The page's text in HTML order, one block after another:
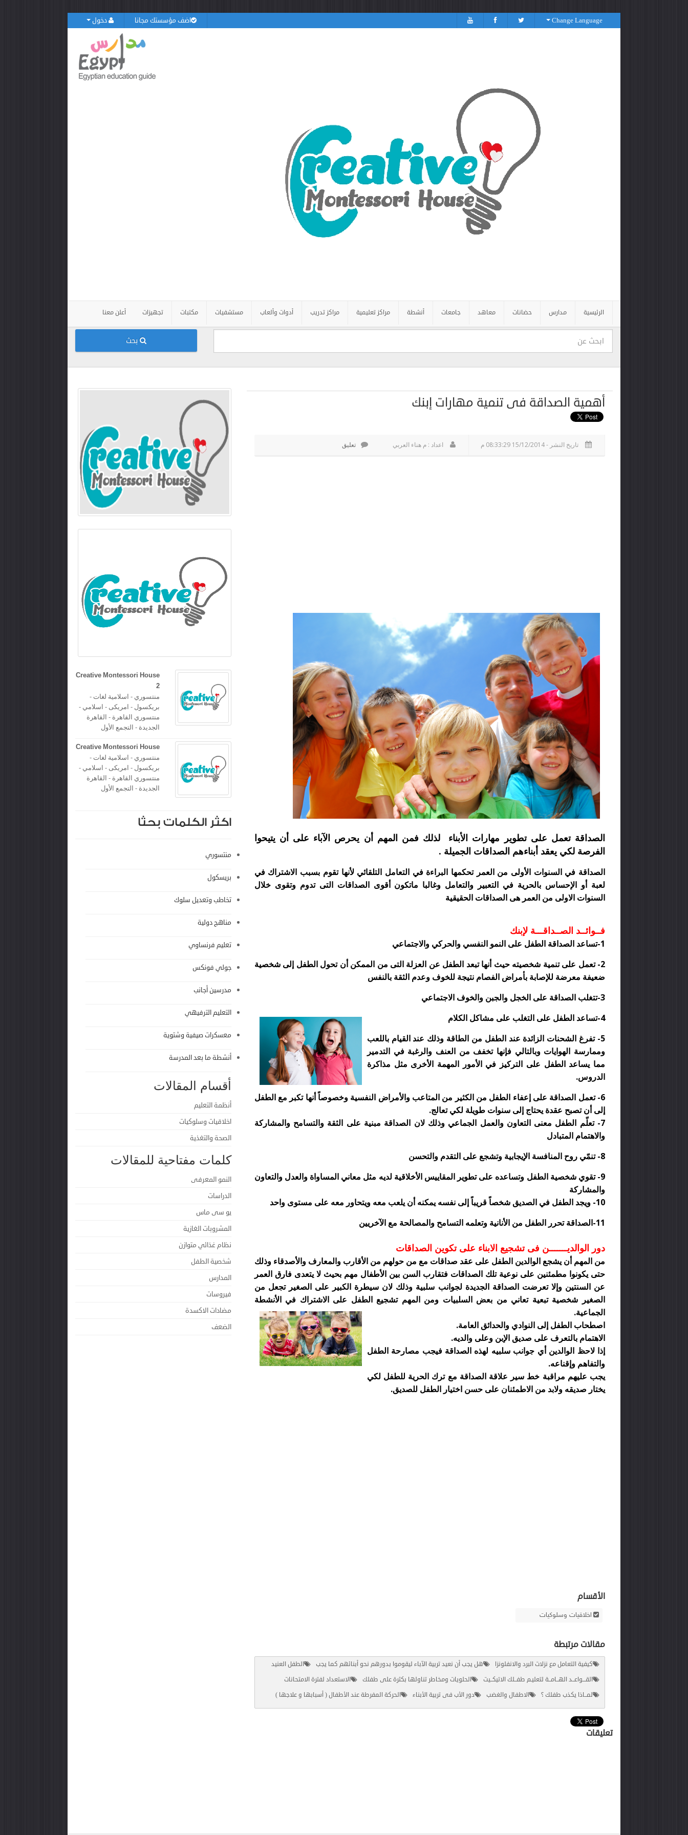
دخول اضف مؤسستك مجانا Change Language
الرئيسية مدارس حضانات معاهد جامعات أنشطة مراكز تعليمية مراكز تدريب أدوات وألعاب مستشفيات مكتبات تجهيزات أعلن معنا
بحث
أهمية الصداقة فى تنمية مهارات إبنك
تاريخ النشر - 15/12/2014 08:33:29 م اعداد : م هناء العربي تعليق
الصداقة تعمل على تطوير مهارات الأبناء
لذلك فمن المهم أن يحرص الآباء على أن يتيحوا
الفرصة لكي يعقد أبناءهم الصداقات الجميلة .
الصداقة في السنوات الأولى من العمر تحكمها البراءة في التعامل التلقائي لأنها تقوم بسبب الاشتراك في
لعبة أو الإحساس بالحرية في التعبير والتعامل وغالبا ماتكون أقوى الصداقات التى تدوم وتقوى خلال
السنوات الاولى من العمر هى الصداقات الحقيقية
فــوائــد الصــداقـــة لإبنك
1-تساعد الصداقة الطفل على النمو النفسي والحركي والاجتماعي
2- تعمل على تنمية شخصيته حيث أنها تبعد الطفل عن العزلة التى من الممكن أن تحول الطفل إلى شخصية
ضعيفة معرضة للإصابة بأمراض الفصام نتيجة للخوف وعدم الثقة بالنفس
3-تتغلب الصداقة على الخجل والجبن والخوف الاجتماعي
4-تساعد الطفل على التغلب على مشاكل الكلام
5- تفرغ الشحنات الزائدة عند الطفل من الطاقة وذلك عند القيام باللعب
وممارسة الهوايات وبالتالي فإنها تخفف من العنف والرغبة في التدمير
مما يساعد الطفل على التركيز في الأمور المهمة الأخرى مثل مذاكرة
الدروس.
6- تعمل الصداقة على إعفاء الطفل من الكثير من المتاعب والأمراض النفسية وخصوصاً أنها تكبر مع الطفل
إلى أن تصبح عقدة يحتاج إلى سنوات طويلة لكي تعالج.
7- تعلّم الطفل معنى التعاون والعمل الجماعي وذلك لان الصداقة مبنية على الثقة والتسامح والمشاركة
والاهتمام المتبادل
8- تنمّي روح المنافسة الإيجابية وتشجع على التقدم والتحسن
9- تقوي شخصية الطفل وتساعده على تطوير المقاييس الأخلاقية لديه مثل معاني المساواة والعدل والتعاون
والمشاركة
10- ويجد الطفل في الصديق شخصاً قريباً إلى نفسه يمكنه أن يلعب معه ويتحاور معه على مستوى واحد
11-الصداقة تحرر الطفل من الأنانية وتعلمه التسامح والمصالحة مع الآخريين
دور الوالديـــــــن فى تشجيع الابناء على تكوين الصداقات
من المهم أن يشجع الوالدين الطفل على عقد صداقات مع من حولهم من الأقارب والمعارف والأصدقاء وذلك
حتى يكونوا مطمئنين على نوعية تلك الصداقات فتقارب السن بين الأطفال مهم بحيث لا يتعدى فارق العمر
عن السنتين وإلا تعرضت الصداقة الجديدة لجوانب سلبية وذلك لان سيطرة الكبير على الصغير تجعل من
الصغير شخصية تبعية تعاني من بعض السلبيات ومن المهم تشجيع الطفل على الاشتراك في الأنشطة
الجماعية.
اصطحاب الطفل إلى النوادي والحدائق العامة.
الاهتمام بالتعرف على صديق الإبن وعلى والديه.
إذا لاحظ الوالدين أي جوانب سلبيه لهذه الصداقة فيجب مصارحة الطفل
والتفاهم وإقناعه.
يجب عليهم مراقبة خط سير علاقة الصداقة مع ترك الحرية للطفل لكي
يختار صديقه ولابد من الاطمئنان على حسن اختيار الطفل للصديق.
الأقسام
اخلاقيات وسلوكيات
مقالات مرتبطة
كيفية التعامل مع نزلات البرد والانفلونزا هل يجب أن نعيد تربية الآباء ليقوموا بدورهم نحو أبنائهم كما يجب
الطفل العنيد
القـــواعــد الهــامــة لتعليـم طفــلك الاتيكــيت
الحلويات ومخاطر تناولها بكثرة على طفلك
الاستعداد لفترة الامتحانات
لمــاذا يكذب طفلك ؟
الاطفال والغضب دور الأب فى تربية الأبناء الحركة المفرطة عند الأطفال ( أسبابها و علاجها )
تعليقات
Creative Montessori House
2
منتسوري - اسلامية لغات -
بريكسول - امريكى - اسلامي -
منتسوري القاهرة - القاهرة
الجديدة - التجمع الأول
Creative Montessori House
منتسوري - اسلامية لغات -
بريكسول - امريكى - اسلامي -
منتسوري القاهرة - القاهرة
الجديدة - التجمع الأول
اكثر الكلمات بحثا
منتسوري
بريسكول
تخاطب وتعديل سلوك
مناهج دولية
تعليم فرنساوي
جولي فونكس
مدرسين أجانب
التعليم الترفيهي
معسكرات صيفية وشتوية
أنشطة ما بعد المدرسة
أقسام المقالات
أنظمة التعليم
اخلاقيات وسلوكيات
الصحة والتغذية
كلمات مفتاحية للمقالات
النمو المعرفى
الدراسات
يو سى ماس
المشروبات الغازية
نظام غذائي متوازن
شخصية الطفل
المدارس
فيروسات
مضادات الاكسدة
الضعف